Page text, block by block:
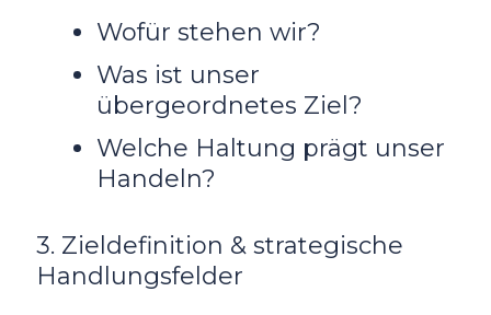
Wofür stehen wir?
Was ist unser
übergeordnetes Ziel?
Welche Haltung prägt unser
Handeln?
3. Zieldefinition & strategische
Handlungsfelder